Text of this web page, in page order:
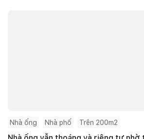
Nhà ống Nhà phố Trên 200m2